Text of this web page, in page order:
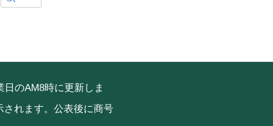
のAM8時に更新しま
れます。公表後に商号